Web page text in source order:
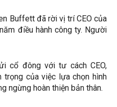
Buffett đã rời vị trí CEO của
điều hành công ty. Người
cổ đông với tư cách CEO,
trọng của việc lựa chọn hình
ngừng hoàn thiện bản thân.